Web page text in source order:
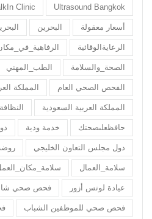
Ultrasound Bangkok
Clinic
أسعار معقولة البحرين
الرعايةالوقائية
الصحة_والسلامة الطب_المهني
الفحص الصحي العام المملكة
المملكة العربية السعودية
حافظعلىصحتك خدمة ودية
دول مجلس التعاون الخليجي
سلامة_العمال
عيادة لوتس أزور فحص صحي
فحص صحي للموظفين الشباب